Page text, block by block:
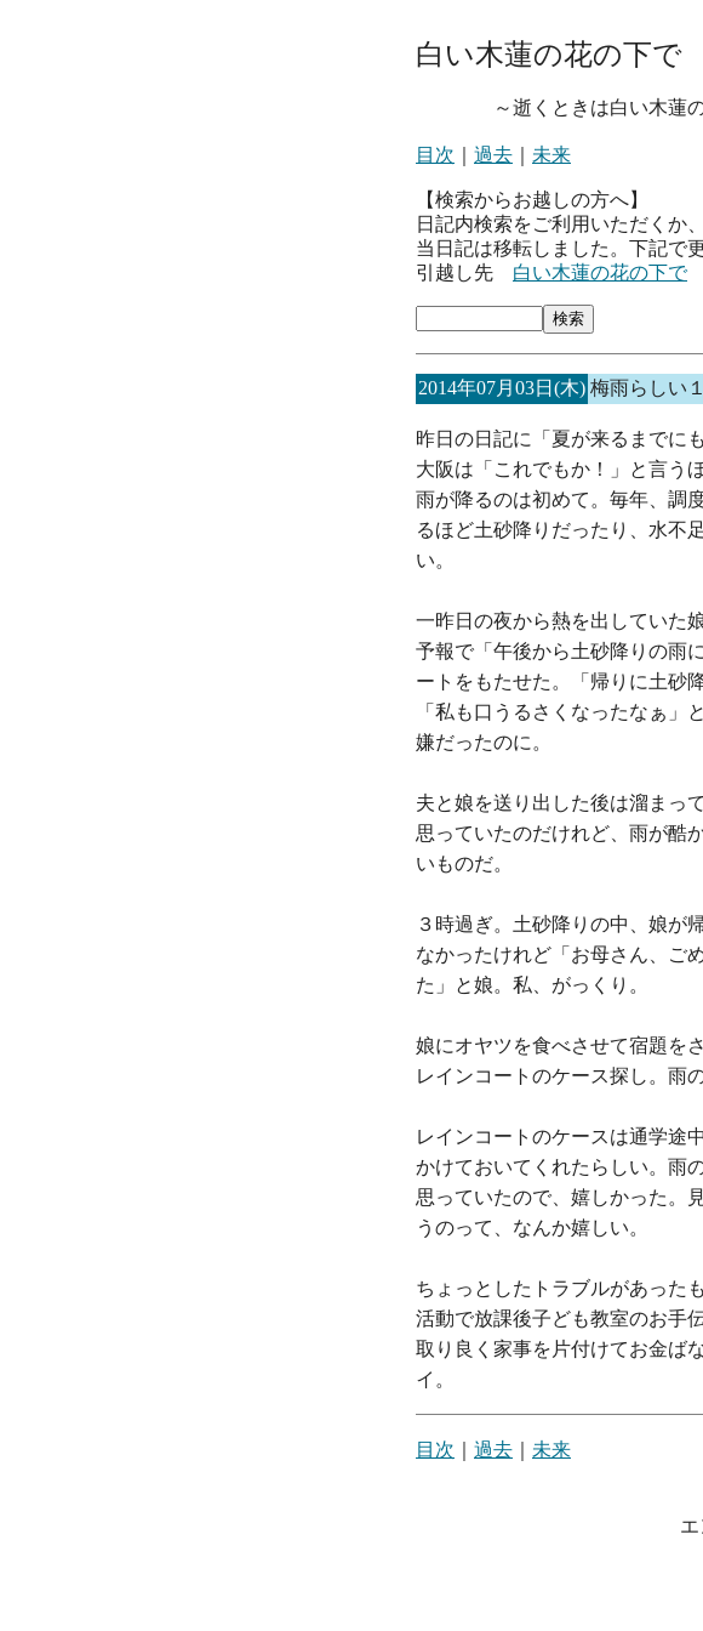
白い木蓮の花の下で
～逝くときは白い木蓮の
目次 過去 未来
【検索からお越しの方へ】
日記内検索をご利用いただくか
当日記は移転しました。下記で
引越し先 白い木蓮の花の下で
2014年07月03日(木) 梅雨らしい１
昨日の日記に「夏が来るまでに
大阪は「これでもか！」と言う
雨が降るのは初めて。毎年、調
るほど土砂降りだったり、水不
い。
一昨日の夜から熱を出していた
予報で「午後から土砂降りの雨
ートをもたせた。「帰りに土砂
「私も口うるさくなったなぁ
嫌だったのに。
夫と娘を送り出した後は溜まっ
思っていたのだけれど、雨が酷
いものだ。
３時過ぎ。土砂降りの中、娘が
なかったけれど「お母さん、ご
た」と娘。私、がっくり。
娘にオヤツを食べさせて宿題を
レインコートのケース探し。雨
レインコートのケースは通学途
かけておいてくれたらしい。雨
思っていたので、嬉しかった。
うのって、なんか嬉しい。
ちょっとしたトラブルがあった
活動で放課後子ども教室のお手
取り良く家事を片付けてお金ば
イ。
目次 過去 未来